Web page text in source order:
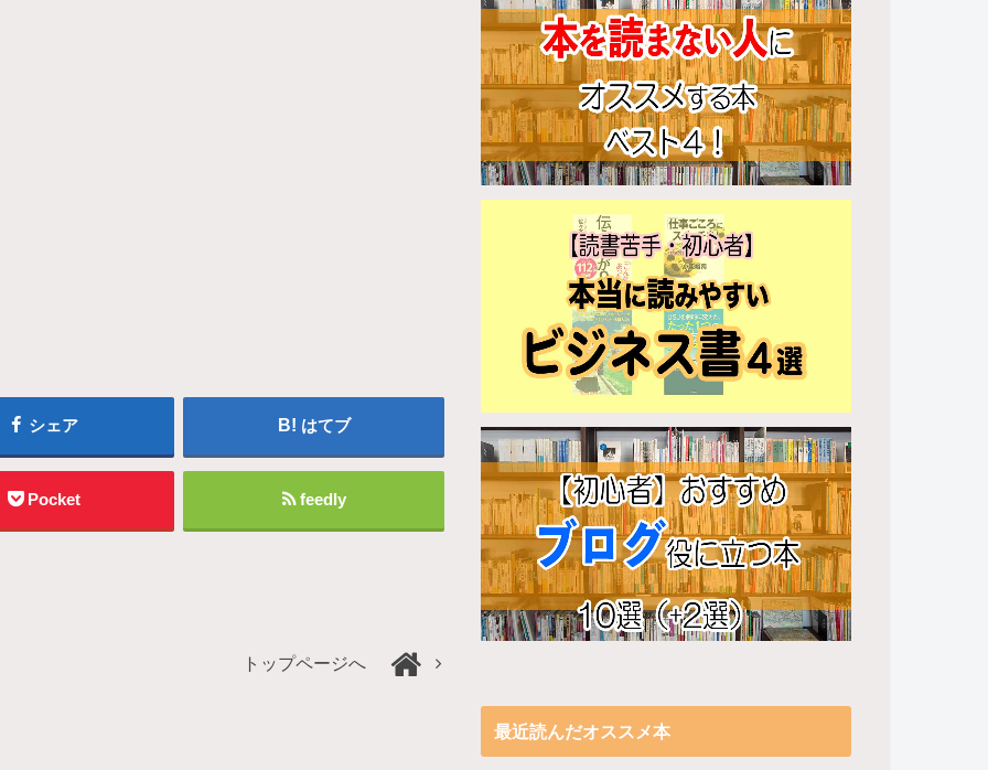
シェア はてブ
Pocket feedly
トップページへ
最近読んだオススメ本